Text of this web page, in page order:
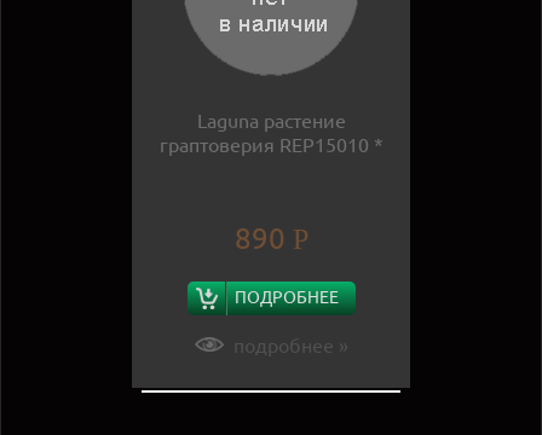
Laguna растение
граптоверия REP15010 *
890 Р
ПОДРОБНЕЕ
подробнее »